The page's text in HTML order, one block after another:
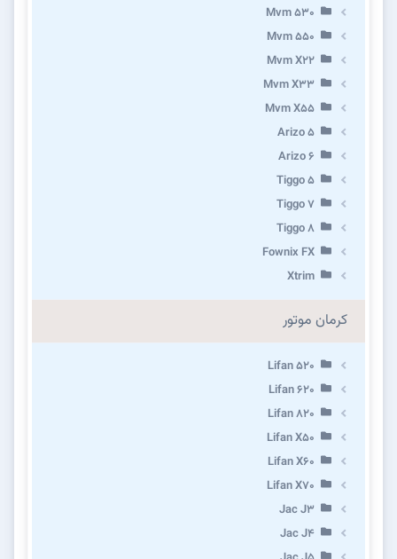
Mvm 530
Mvm 550
Mvm X22
Mvm X33
Mvm X55
Arizo 5
Arizo 6
Tiggo 5
Tiggo 7
Tiggo 8
Fownix FX
Xtrim
کرمان موتور
Lifan 520
Lifan 620
Lifan 820
Lifan X50
Lifan X60
Lifan X70
Jac J3
Jac J4